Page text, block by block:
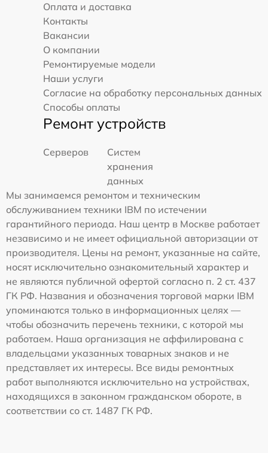
Оплата и доставка
Контакты
Вакансии
О компании
Ремонтируемые модели
Наши услуги
Согласие на обработку персональных данных
Способы оплаты
Ремонт устройств
Серверов
Систем
хранения
данных
Мы занимаемся ремонтом и техническим
обслуживанием техники IBM по истечении
гарантийного периода. Наш центр в Москве работает
независимо и не имеет официальной авторизации от
производителя. Цены на ремонт, указанные на сайте,
носят исключительно ознакомительный характер и
не являются публичной офертой согласно п. 2 ст. 437
ГК РФ. Названия и обозначения торговой марки IBM
упоминаются только в информационных целях —
чтобы обозначить перечень техники, с которой мы
работаем. Наша организация не аффилирована с
владельцами указанных товарных знаков и не
представляет их интересы. Все виды ремонтных
работ выполняются исключительно на устройствах,
находящихся в законном гражданском обороте, в
соответствии со ст. 1487 ГК РФ.